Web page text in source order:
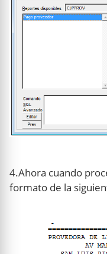
4.Ahora cuando
formato de la